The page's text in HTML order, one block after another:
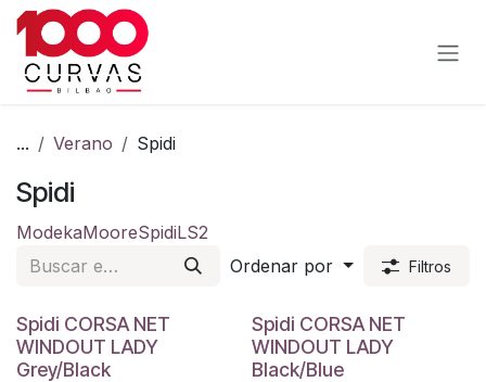
Ir al contenido
... Verano Spidi
Spidi
ModekaMooreSpidiLS2
Ordenar por
Filtros
Spidi CORSA NET
WINDOUT LADY
Grey/Black
Spidi CORSA NET
WINDOUT LADY
Black/Blue